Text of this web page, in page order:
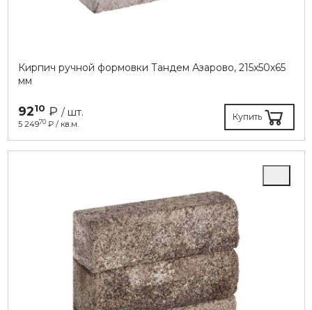
Кирпич ручной формовки Тандем Азарово, 215х50х65
мм
9210 ₽ / шт.
5 24970₽ / кв.м.
Купить